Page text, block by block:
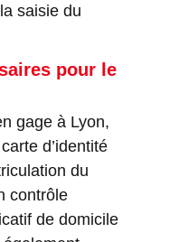
saisie du
pour le
gage à Lyon,
d’identité
du
contrôle
de domicile